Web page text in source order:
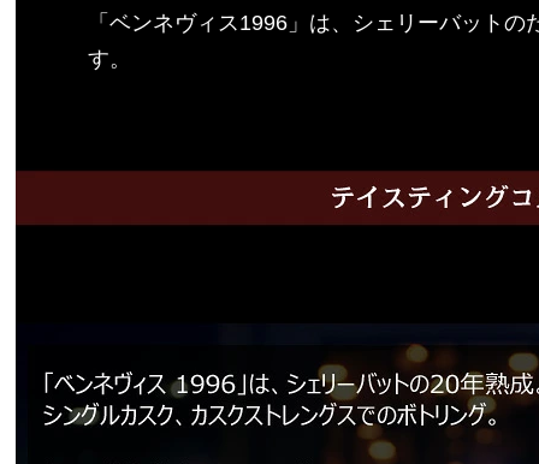
「ベンネヴィス1996」は、シェリーバット
す。